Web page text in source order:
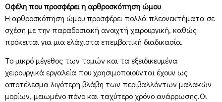
Οφέλη που προσφέρει η αρθροσκόπηση ώμου
Η αρθροσκόπηση ώμου προσφέρει πολλά πλεονεκτήματα σε
σχέση με την παραδοσιακή ανοιχτή χειρουργική, καθώς
πρόκειται για μια ελάχιστα επεμβατική διαδικασία.
Το μικρό μέγεθος των τομών και τα εξειδικευμένα
χειρουργικά εργαλεία που χρησιμοποιούνται έχουν ως
αποτέλεσμα λιγότερη βλάβη των περιβαλλόντων μαλακών
μορίων, μειωμένο πόνο και ταχύτερο χρόνο ανάρρωσης.Οι